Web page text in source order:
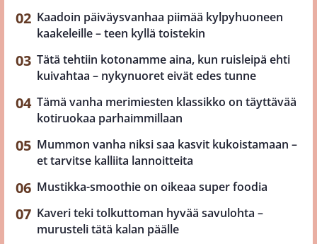
Kaadoin päiväysvanhaa piimää kylpyhuoneen
kaakeleille – teen kyllä toistekin
Tätä tehtiin kotonamme aina, kun ruisleipä ehti
kuivahtaa – nykynuoret eivät edes tunne
Tämä vanha merimiesten klassikko on täyttävää
kotiruokaa parhaimmillaan
Mummon vanha niksi saa kasvit kukoistamaan –
et tarvitse kalliita lannoitteita
Mustikka-smoothie on oikeaa super foodia
Kaveri teki tolkuttoman hyvää savulohta –
murusteli tätä kalan päälle